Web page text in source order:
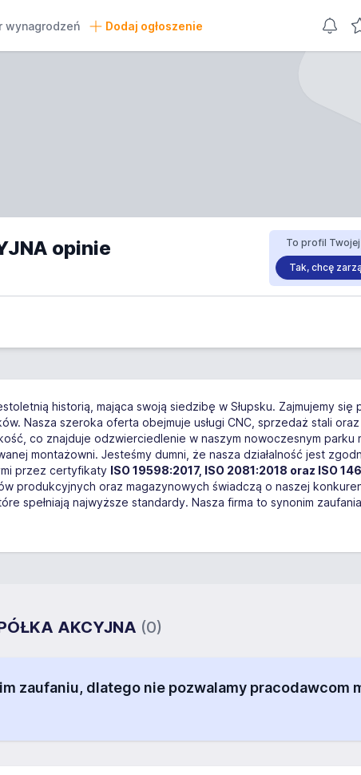
wynagrodzeń Dodaj ogłoszenie
opinie To profil
Tak, chcę
historią, mająca swoją siedzibę w Słupsku. Zajmujemy się
Nasza szeroka oferta obejmuje usługi CNC, sprzedaż stali
co znajduje odzwierciedlenie w naszym nowoczesnym parku
montażowni. Jesteśmy dumni, że nasza działalność jest
przez certyfikaty ISO 19598:2017, ISO 2081:2018 oraz ISO
produkcyjnych oraz magazynowych świadczą o naszej
spełniają najwyższe standardy. Nasza firma to synonim
AKCYJNA (0)
zaufaniu, dlatego nie pozwalamy pracodawcom